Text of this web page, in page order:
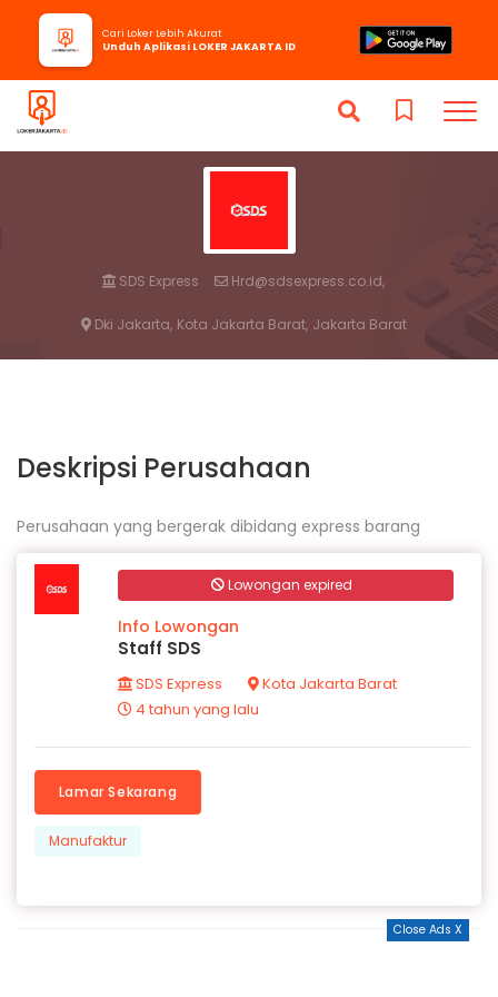
SDS Express Hrd@sdsexpress.co.id,
Dki Jakarta, Kota Jakarta Barat, Jakarta Barat
Cari Loker Lebih Akurat
Unduh Aplikasi LOKER JAKARTA ID
Deskripsi Perusahaan
Perusahaan yang bergerak dibidang express barang
Lowongan expired
Info Lowongan
Staff SDS
SDS Express
Kota Jakarta Barat
4 tahun yang lalu
Lamar Sekarang
Manufaktur
Close Ads X